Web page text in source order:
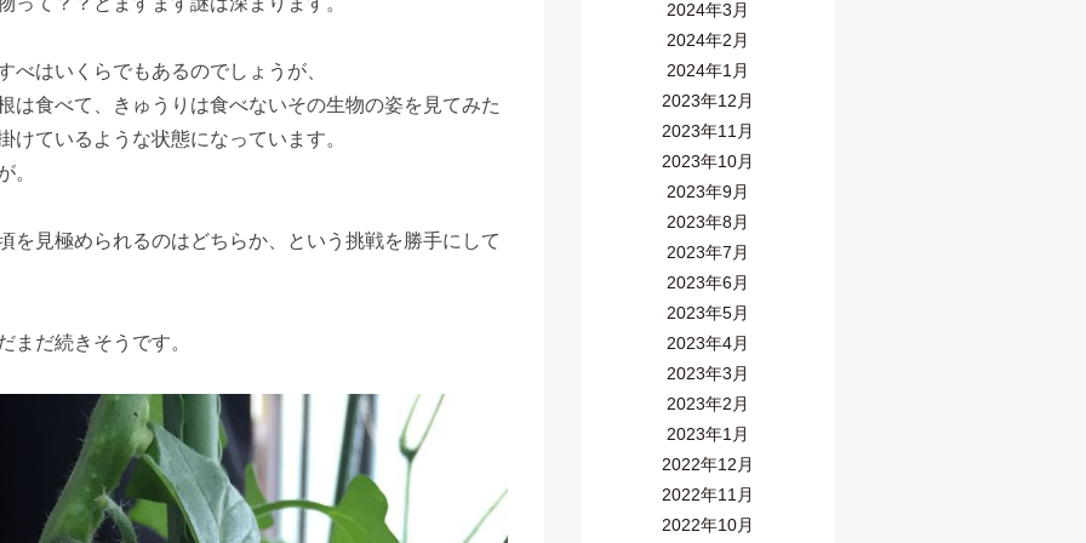
べはいくらでもあるのでしょうが、
は食べて、きゅうりは食べないその生物の姿を見てみた
けているような状態になっています。
。
を見極められるのはどちらか、という挑戦を勝手にして
まだ続きそうです。
2024年3月
2024年2月
2024年1月
2023年12月
2023年11月
2023年10月
2023年9月
2023年8月
2023年7月
2023年6月
2023年5月
2023年4月
2023年3月
2023年2月
2023年1月
2022年12月
2022年11月
2022年10月